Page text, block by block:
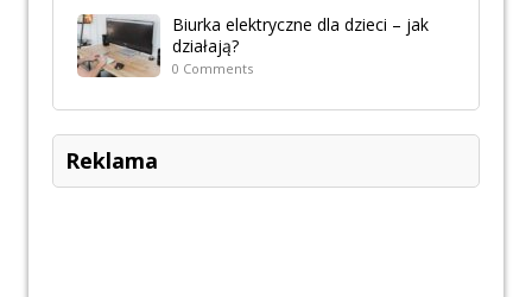
Biurka elektryczne dla dzieci – jak
działają?
0 Comments
Reklama